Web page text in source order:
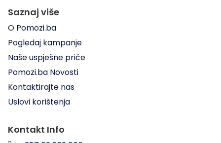
Saznaj više
O Pomozi.ba
Pogledaj kampanje
Naše uspješne priče
Pomozi.ba Novosti
Kontaktirajte nas
Uslovi korištenja
Kontakt Info